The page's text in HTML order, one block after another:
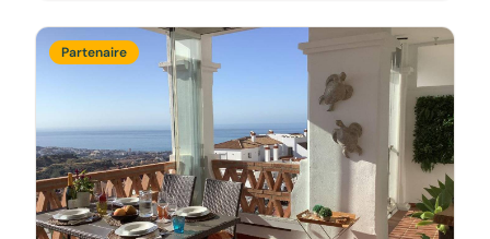
Partenaire